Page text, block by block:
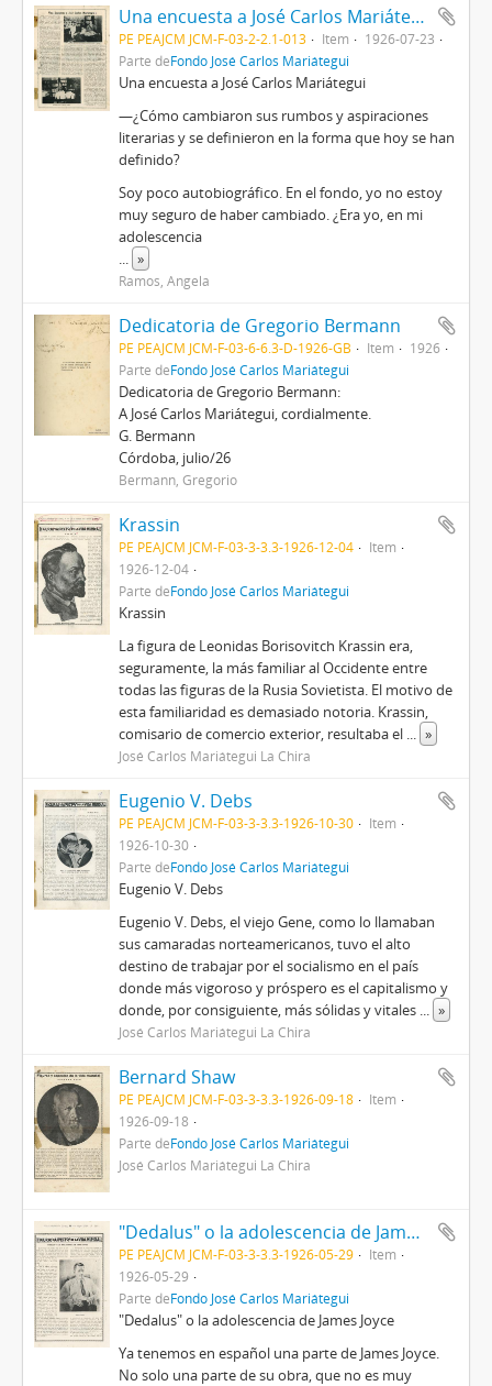
Una encuesta a José Carlos Mariátegui [Recorte de prensa]
PE PEAJCM JCM-F-03-2-2.1-013 Item
1926-07-23
Parte deFondo José Carlos Mariátegui
Una encuesta a José Carlos Mariátegui
—¿Cómo cambiaron sus rumbos y aspiraciones
literarias y se definieron en la forma que hoy se han
definido?
Soy poco autobiográfico. En el fondo, yo no estoy
muy seguro de haber cambiado. ¿Era yo, en mi
adolescencia
... »
Ramos, Angela
Dedicatoria de Gregorio Bermann
PE PEAJCM JCM-F-03-6-6.3-D-1926-GB Item
1926
Parte deFondo José Carlos Mariátegui
Dedicatoria de Gregorio Bermann:
A José Carlos Mariátegui, cordialmente.
G. Bermann
Córdoba, julio/26
Bermann, Gregorio
Krassin
PE PEAJCM JCM-F-03-3-3.3-1926-12-04
Item
1926-12-04
Parte deFondo José Carlos Mariátegui
Krassin
La figura de Leonidas Borisovitch Krassin era,
seguramente, la más familiar al Occidente entre
todas las figuras de la Rusia Sovietista. El motivo de
esta familiaridad es demasiado notoria. Krassin,
comisario de comercio exterior, resultaba el ... »
José Carlos Mariátegui La Chira
Eugenio V. Debs
PE PEAJCM JCM-F-03-3-3.3-1926-10-30
Item
1926-10-30
Parte deFondo José Carlos Mariátegui
Eugenio V. Debs
Eugenio V. Debs, el viejo Gene, como lo llamaban
sus camaradas norteamericanos, tuvo el alto
destino de trabajar por el socialismo en el país
donde más vigoroso y próspero es el capitalismo y
donde, por consiguiente, más sólidas y vitales ... »
José Carlos Mariátegui La Chira
Bernard Shaw
PE PEAJCM JCM-F-03-3-3.3-1926-09-18
Item
1926-09-18
Parte deFondo José Carlos Mariátegui
José Carlos Mariátegui La Chira
"Dedalus" o la adolescencia de James Joyce
PE PEAJCM JCM-F-03-3-3.3-1926-05-29
Item
1926-05-29
Parte deFondo José Carlos Mariátegui
"Dedalus" o la adolescencia de James Joyce
Ya tenemos en español una parte de James Joyce.
No solo una parte de su obra, que no es muy